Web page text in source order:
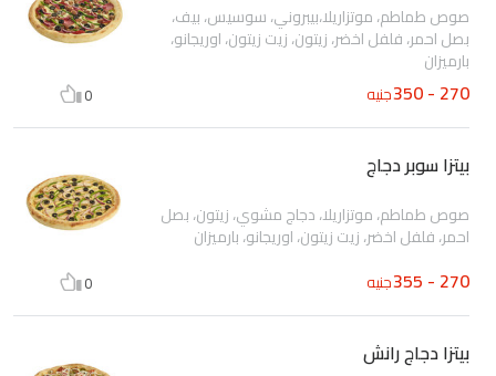
صوص طماطم، موتزاريلا،بيبروني، سوسيس، بيف،
بصل احمر، فلفل اخضر، زيتون، زيت زيتون، اوريجانو،
بارميزان
270 - 350 جنيه 0
بيتزا سوبر دجاج
صوص طماطم، موتزاريلا، دجاج مشوي، زيتون، بصل
احمر، فلفل اخضر، زيت زيتون، اوريجانو، بارميزان
270 - 355 جنيه 0
بيتزا دجاج رانش